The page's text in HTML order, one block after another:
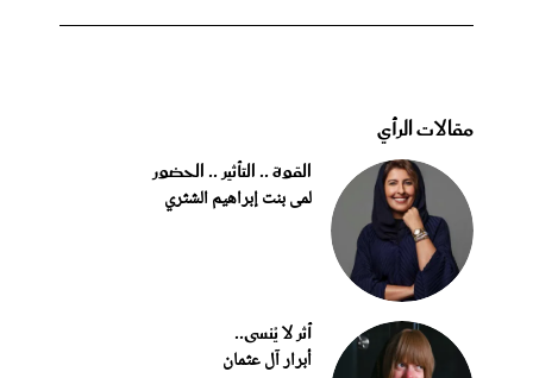
مقالات الرأي
القوة .. التأثير .. الحضور
لمى بنت إبراهيم الشثري
أثر لا يُنسى..
أبرار آل عثمان